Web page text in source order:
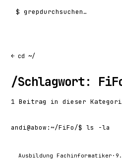
$ grep
Suchen nach:
← cd ~/
/Schlagwort:
1 Beitrag in dieser
andi@abow :~/FiFo/$ ls -la
Ausbildung Fachinformatiker ·